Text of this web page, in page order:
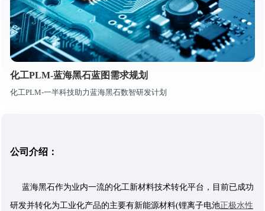
化工PLM-蓝海黑石蓝图需求规划
化工PLM-一半科技助力蓝海黑石数智研发计划
公司介绍：
蓝海黑石作为业内一流的化工新材料技术转化平台，目前已成功
研发并转化为工业化产品的主要有新能源材料(锂离子电池正极水性